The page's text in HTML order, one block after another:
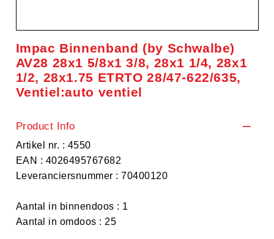
Impac Binnenband (by Schwalbe)
AV28 28x1 5/8x1 3/8, 28x1 1/4, 28x1
1/2, 28x1.75 ETRTO 28/47-622/635,
Ventiel:auto ventiel
Product Info
Artikel nr. : 4550
EAN : 4026495767682
Leveranciersnummer : 70400120
Aantal in binnendoos : 1
Aantal in omdoos : 25